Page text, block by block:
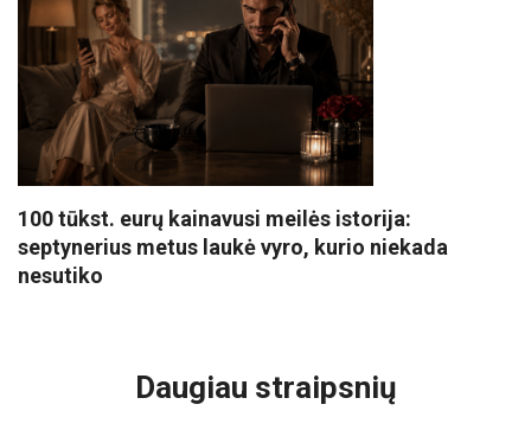
100 tūkst. eurų kainavusi meilės istorija:
septynerius metus laukė vyro, kurio niekada
nesutiko
Daugiau straipsnių